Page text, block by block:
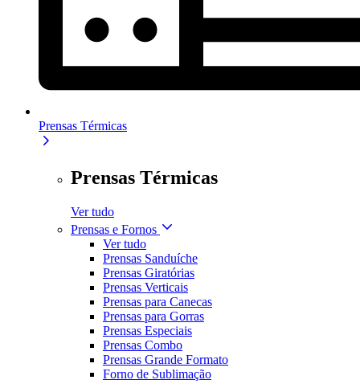
Prensas Térmicas
Prensas Térmicas
Ver tudo
Prensas e Fornos
Ver tudo
Prensas Sanduíche
Prensas Giratórias
Prensas Verticais
Prensas para Canecas
Prensas para Gorras
Prensas Especiais
Prensas Combo
Prensas Grande Formato
Forno de Sublimação